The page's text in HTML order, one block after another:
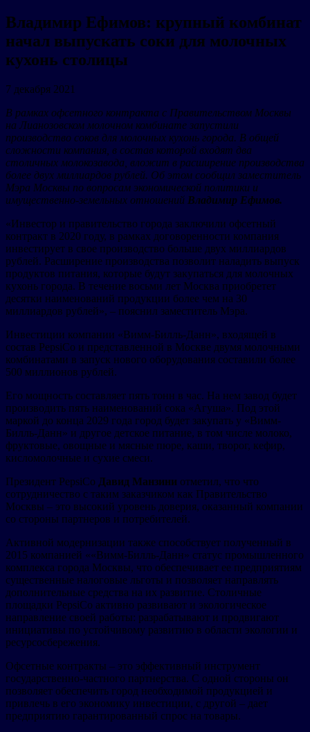
Владимир Ефимов: крупный комбинат
начал выпускать соки для молочных
кухонь столицы
7 декабря 2021
В рамках офсетного контракта с Правительством Москвы
на Лианозовском молочном комбинате запустили
производство соков для молочных кухонь города. В общей
сложности компания, в состав которой входят два
столичных молокозавода, вложит в расширение производства
более двух миллиардов рублей. Об этом сообщил заместитель
Мэра Москвы по вопросам экономической политики и
имущественно-земельных отношений Владимир Ефимов.
«Инвестор и правительство города заключили офсетный
контракт в 2020 году, в рамках договоренности компания
инвестирует в свое производство больше двух миллиардов
рублей. Расширение производства позволит наладить выпуск
продуктов питания, которые будут закупаться для молочных
кухонь города. В течение восьми лет Москва приобретет
десятки наименований продукции более чем на 30
миллиардов рублей», – пояснил заместитель Мэра.
Инвестиции компании «Вимм-Билль-Данн», входящей в
состав PepsiCo и представленной в Москве двумя молочными
комбинатами в запуск нового оборудования составили более
500 миллионов рублей.
Его мощность составляет пять тонн в час. На нем завод будет
производить пять наименований сока «Агуша». Под этой
маркой до конца 2029 года город будет закупать у «Вимм-
Билль-Данн» и другое детское питание, в том числе молоко,
фруктовые, овощные и мясные пюре, каши, творог, кефир,
кисломолочные и сухие смеси.
Президент PepsiCo Давид Манзини отметил, что что
сотрудничество с таким заказчиком как Правительство
Москвы – это высокий уровень доверия, оказанный компании
со стороны партнеров и потребителей.
Активной модернизации также способствует полученный в
2015 компанией ««Вимм-Билль-Данн» статус промышленного
комплекса города Москвы, что обеспечивает ее предприятиям
существенные налоговые льготы и позволяет направлять
дополнительные средства на их развитие. Столичные
площадки PepsiCo активно развивают и экологическое
направление своей работы: разрабатывают и продвигают
инициативы по устойчивому развитию в области экологии и
ресурсосбережения.
Офсетные контракты – это эффективный инструмент
государственно-частного партнерства. С одной стороны он
позволяет обеспечить город необходимой продукцией и
привлечь в его экономику инвестиции, с другой – дает
предприятию гарантированный спрос на товары.